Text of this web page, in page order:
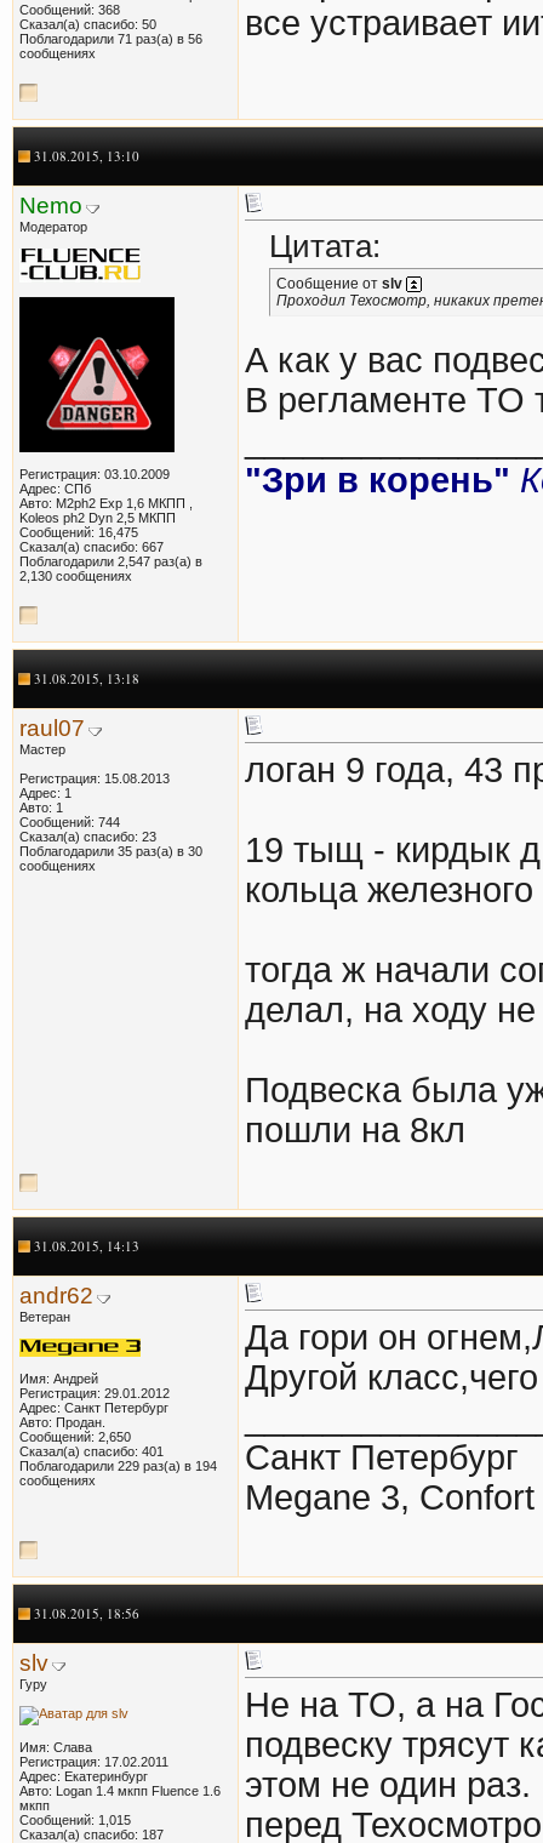
Сообщений: 368
Сказал(а) спасибо: 50
Поблагодарили 71 раз(а) в 56
сообщениях
все устраивает
31.08.2015, 13:10
Nemo
Модератор
Регистрация: 03.10.2009
Адрес: СПб
Авто: M2ph2 Exp 1,6 МКПП ,
Koleos ph2 Dyn 2,5 МКПП
Сообщений: 16,475
Сказал(а) спасибо: 667
Поблагодарили 2,547 раз(а) в
2,130 сообщениях
Цитата:
Сообщение от slv
Проходил Техосмотр, никаких
А как у вас
В регламенте ТО
"Зри в корень"
31.08.2015, 13:18
raul07
Мастер
Регистрация: 15.08.2013
Адрес: 1
Авто: 1
Сообщений: 744
Сказал(а) спасибо: 23
Поблагодарили 35 раз(а) в 30
сообщениях
логан 9 года, 43
19 тыщ - кирдык
кольца
тогда ж начали
делал, на ходу
Подвеска была
пошли на 8кл
31.08.2015, 14:13
andr62
Ветеран
Имя: Андрей
Регистрация: 29.01.2012
Адрес: Санкт Петербург
Авто: Продан.
Сообщений: 2,650
Сказал(а) спасибо: 401
Поблагодарили 229 раз(а) в 194
сообщениях
Да гори он
Другой
Санкт Петербург
Megane 3,
31.08.2015, 18:56
slv
Гуру
Имя: Слава
Регистрация: 17.02.2011
Адрес: Екатеринбург
Авто: Logan 1.4 мкпп Fluence 1.6
мкпп
Сообщений: 1,015
Сказал(а) спасибо: 187
Не на ТО, а на
подвеску трясут
этом не один
перед